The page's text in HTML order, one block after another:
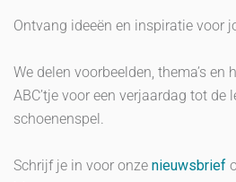
Ontvang ideeën en inspiratie voor
We delen voorbeelden, thema’s
ABC’tje voor een verjaardag tot de
schoenenspel.
Schrijf je in voor onze nieuwsbrief